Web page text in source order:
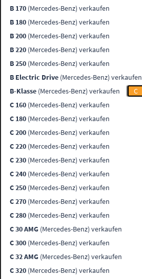
B 170 (Mercedes-Benz) verkaufen
B 180 (Mercedes-Benz) verkaufen
B 200 (Mercedes-Benz) verkaufen
B 220 (Mercedes-Benz) verkaufen
B 250 (Mercedes-Benz) verkaufen
B Electric Drive (Mercedes-Benz) verkaufen
B-Klasse (Mercedes-Benz) verkaufen
C
C 160 (Mercedes-Benz) verkaufen
C 180 (Mercedes-Benz) verkaufen
C 200 (Mercedes-Benz) verkaufen
C 220 (Mercedes-Benz) verkaufen
C 230 (Mercedes-Benz) verkaufen
C 240 (Mercedes-Benz) verkaufen
C 250 (Mercedes-Benz) verkaufen
C 270 (Mercedes-Benz) verkaufen
C 280 (Mercedes-Benz) verkaufen
C 30 AMG (Mercedes-Benz) verkaufen
C 300 (Mercedes-Benz) verkaufen
C 32 AMG (Mercedes-Benz) verkaufen
C 320 (Mercedes-Benz) verkaufen